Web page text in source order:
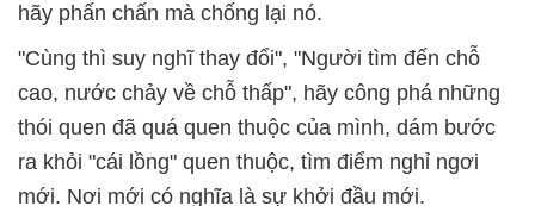
hãy phấn chấn mà chống lại nó.
"Cùng thì suy nghĩ thay đổi", "Người tìm đến chỗ
cao, nước chảy về chỗ thấp", hãy công phá những
thói quen đã quá quen thuộc của mình, dám bước
ra khỏi "cái lồng" quen thuộc, tìm điểm nghỉ ngơi
mới. Nơi mới có nghĩa là sự khởi đầu mới.